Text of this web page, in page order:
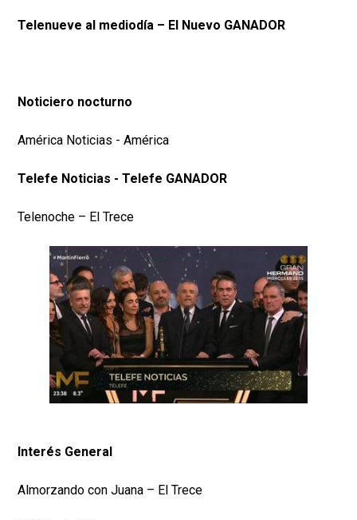
Telenueve al mediodía – El Nuevo GANADOR
Noticiero nocturno
América Noticias - América
Telefe Noticias - Telefe GANADOR
Telenoche – El Trece
Interés General
Almorzando con Juana – El Trece